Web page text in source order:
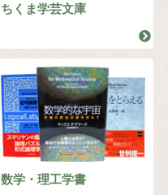
ちくま学芸文庫
数学・理工学書